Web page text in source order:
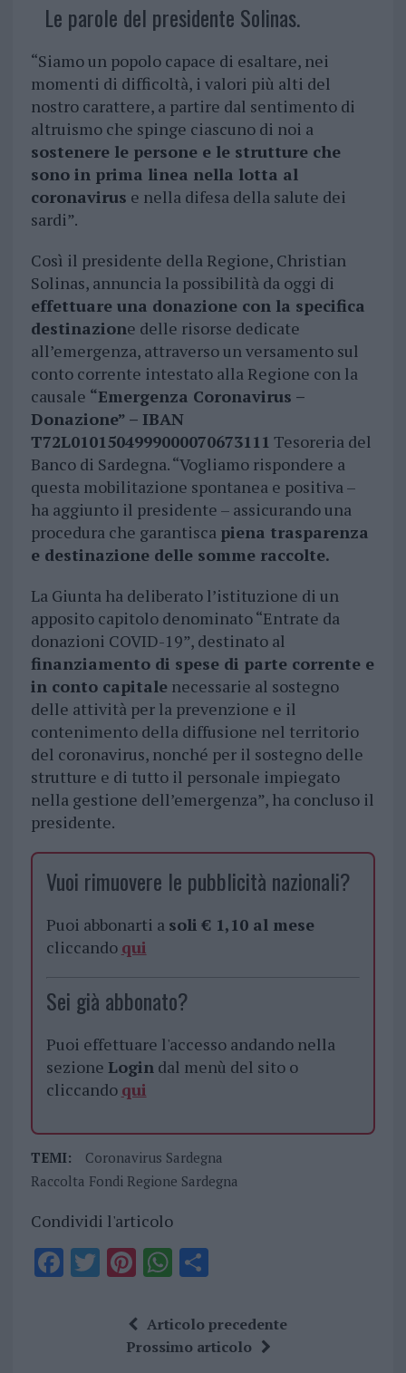
Le parole del presidente Solinas.
“Siamo un popolo capace di esaltare, nei
momenti di difficoltà, i valori più alti del
nostro carattere, a partire dal sentimento di
altruismo che spinge ciascuno di noi a
sostenere le persone e le strutture che
sono in prima linea nella lotta al
coronavirus e nella difesa della salute dei
sardi”.
Così il presidente della Regione, Christian
Solinas, annuncia la possibilità da oggi di
effettuare una donazione con la specifica
destinazione delle risorse dedicate
all’emergenza, attraverso un versamento sul
conto corrente intestato alla Regione con la
causale “Emergenza Coronavirus –
Donazione” – IBAN
T72L0101504999000070673111 Tesoreria del
Banco di Sardegna. “Vogliamo rispondere a
questa mobilitazione spontanea e positiva –
ha aggiunto il presidente – assicurando una
procedura che garantisca piena trasparenza
e destinazione delle somme raccolte.
La Giunta ha deliberato l’istituzione di un
apposito capitolo denominato “Entrate da
donazioni COVID-19”, destinato al
finanziamento di spese di parte corrente e
in conto capitalenecessarie al sostegno
delle attività per la prevenzione e il
contenimento della diffusione nel territorio
del coronavirus, nonché per il sostegno delle
strutture e di tutto il personale impiegato
nella gestione dell’emergenza”, ha concluso il
presidente.
Vuoi rimuovere le pubblicità nazionali?
Puoi abbonarti a soli € 1,10 al mese
cliccando qui
Sei già abbonato?
Puoi effettuare l'accesso andando nella
sezione Logindal menù del sito o
cliccando qui
TEMI:
Coronavirus Sardegna
Raccolta Fondi Regione Sardegna
Condividi l'articolo
F T Pi
te
re
W
at
s
S
a
re
Articolo precedente
Prossimo articolo